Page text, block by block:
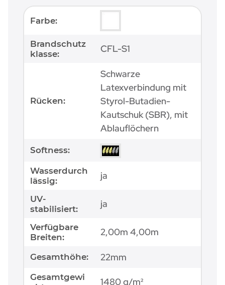
Produkteigenschaft
Wert
Farbe:
Brandschutz
klasse:
CFL-S1
Rücken:
Schwarze
Latexverbindung mit
Styrol-Butadien-
Kautschuk (SBR), mit
Ablauflöchern
Softness:
Wasserdurch
lässig:
ja
UV-
stabilisiert:
ja
Verfügbare
Breiten:
2,00m 4,00m
Gesamthöhe: 22mm
Gesamtgewi
1480 g/m²